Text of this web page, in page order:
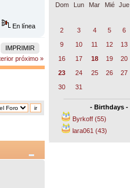
En línea
IMPRIMIR
próximo »
Dom
Lun Mar Mié Jue
2
3 4 5 6
9
10 11 12 13
16
17 18 19 20
23
24 25 26 27
30
31
- Birthdays -
Byrkoff (55)
lara061 (43)